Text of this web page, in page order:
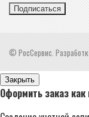
Подписаться
© РосСервис.
Закрыть
Оформить заказ